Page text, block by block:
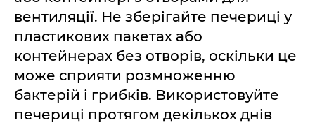
вентиляції. Не зберігайте печериці у
пластикових пакетах або
контейнерах без отворів, оскільки це
може сприяти розмноженню
бактерій і грибків. Використовуйте
печериці протягом декількох днів